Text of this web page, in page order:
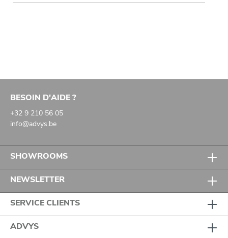
BESOIN D'AIDE ?
+32 9 210 56 05
info@advys.be
SHOWROOMS
NEWSLETTER
SERVICE CLIENTS
ADVYS